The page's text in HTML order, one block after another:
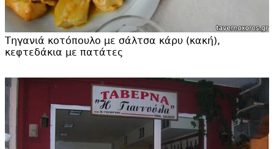
Τηγανιά κοτόπουλο με σάλτσα κάρυ (κακή),
κεφτεδάκια με πατάτες